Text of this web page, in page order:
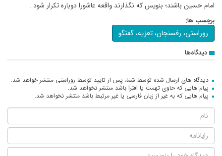
امام حسین باشند؛ بنویس که نگذارند واقعه عاشورا دوباره تکرار شود .
برچسب ها:
روراستی، رفسنجان، تعزیه، گفتگو
دیدگاه‌ها
دیدگاه های ارسال شده توسط شما، پس از تایید توسط روراستی منتشر خواهد شد.
پیام هایی که حاوی تهمت یا افترا باشد منتشر نخواهد شد.
پیام هایی که به غیر از زبان فارسی یا غیر مرتبط باشد منتشر نخواهد شد.